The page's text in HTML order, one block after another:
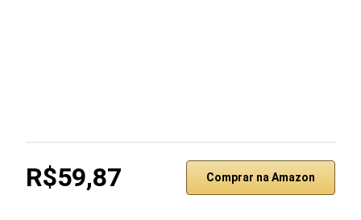
R$59,87 Comprar na Amazon